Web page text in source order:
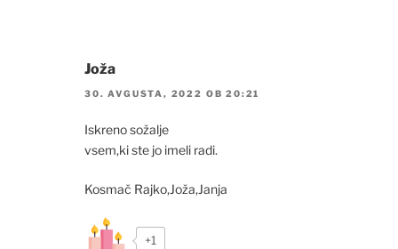
Joža
30. AVGUSTA, 2022 OB 20:21
Iskreno sožalje
vsem,ki ste jo imeli radi.
Kosmač Rajko,Joža,Janja
+1